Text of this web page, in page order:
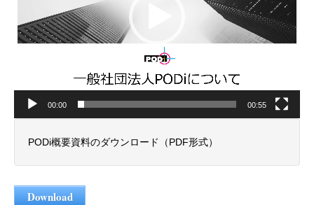
00:00 00:55
PODi概要資料のダウンロード（PDF形式）
Download